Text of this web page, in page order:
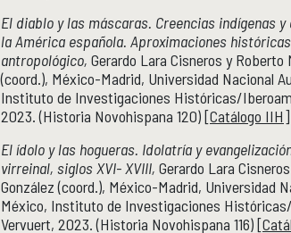
El diablo y las máscaras. Creencias indígenas
la América española. Aproximaciones
antropológico, Gerardo Lara Cisneros y Roberto
(coord.), México-Madrid, Universidad Nacional
Instituto de Investigaciones Históricas/
2023. (Historia Novohispana 120) [Catálogo IIH]
El ídolo y las hogueras. Idolatría y
virreinal, siglos XVI- XVIII, Gerardo Lara
González (coord.), México-Madrid, Universidad
México, Instituto de Investigaciones
Vervuert, 2023. (Historia Novohispana 116) [